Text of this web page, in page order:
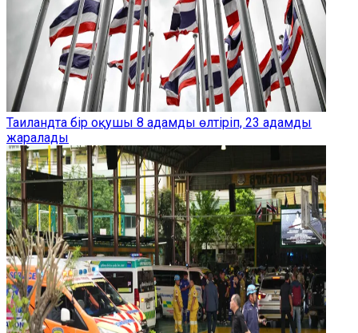
Таиландта бір оқушы 8 адамды өлтіріп, 23 адамды
жаралады